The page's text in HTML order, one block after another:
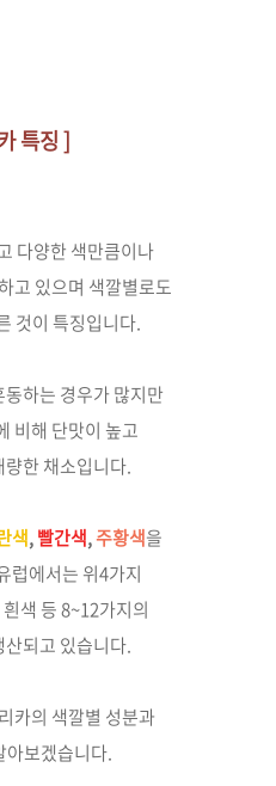
특징 ]
다양한 색만큼이나
고 있으며 색깔별로도
것이 특징입니다.
동하는 경우가 많지만
비해 단맛이 높고
한 채소입니다.
색,빨간색,주황색을
럽에서는 위4가지
색 등8~12가지의
산되고 있습니다.
카의 색깔별 성분과
아보겠습니다.